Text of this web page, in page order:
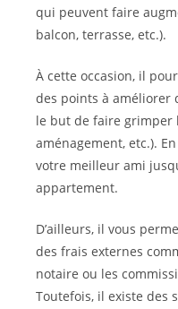
qui peuvent faire
balcon, terrasse, etc.).
À cette occasion, il
des points à améliorer
le but de faire grimper
aménagement, etc.).
votre meilleur ami
appartement.
D’ailleurs, il vous
des frais externes
notaire ou les
Toutefois, il existe des